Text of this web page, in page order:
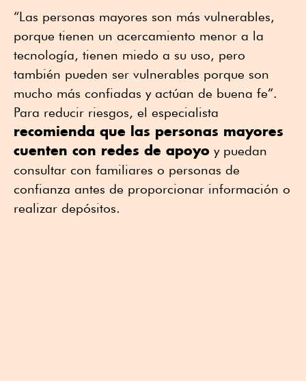
“Las personas mayores son más vulnerables,
porque tienen un acercamiento menor a la
tecnología, tienen miedo a su uso, pero
también pueden ser vulnerables porque son
mucho más confiadas y actúan de buena fe”.
Para reducir riesgos, el especialista
recomienda que las personas mayores
cuenten con redes de apoyo y puedan
consultar con familiares o personas de
confianza antes de proporcionar información o
realizar depósitos.